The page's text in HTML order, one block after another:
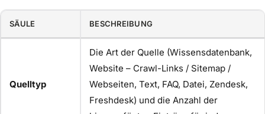
SÄULE BESCHREIBUNG
Quelltyp
Die Art der Quelle (Wissensdatenbank,
Website – Crawl-Links / Sitemap /
Webseiten, Text, FAQ, Datei, Zendesk,
Freshdesk) und die Anzahl der